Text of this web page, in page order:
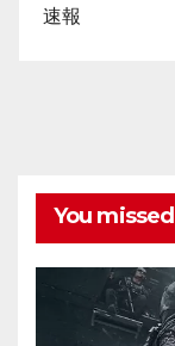
速報
You missed